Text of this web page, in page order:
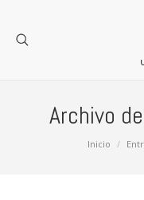
Archivo
Inicio